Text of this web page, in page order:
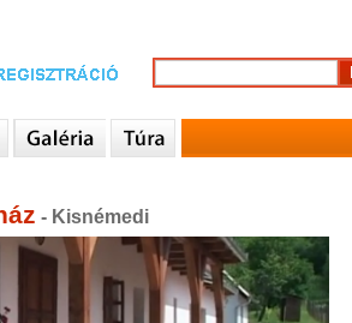
- Kisnémedi